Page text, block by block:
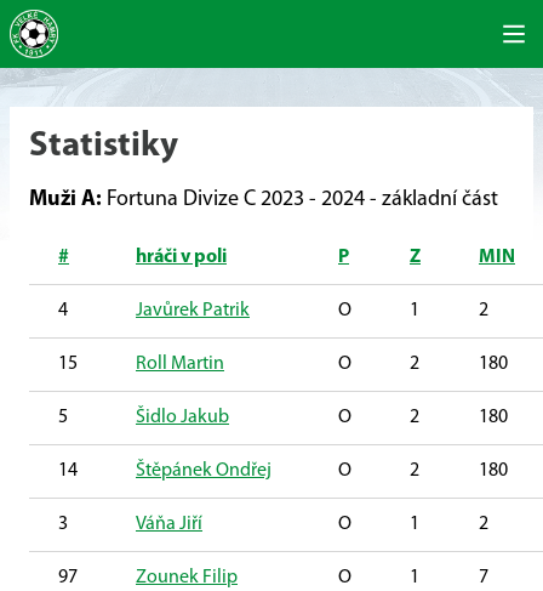
Statistiky
Muži A: Fortuna Divize C 2023 - 2024 - základní část
# hráči v poli P Z MIN
4 Javůrek Patrik O 1 2
15 Roll Martin O 2 180
5 Šidlo Jakub O 2 180
14 Štěpánek Ondřej O 2 180
3 Váňa Jiří O 1 2
97 Zounek Filip O 1 7